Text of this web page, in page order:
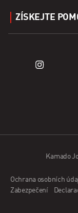
Palivo
Prozkoumejte řadu
ZÍSKEJTE
Aplikace Kamado
Žádost prodejce
Kamado
Ochrana osobních
Zabezpečení